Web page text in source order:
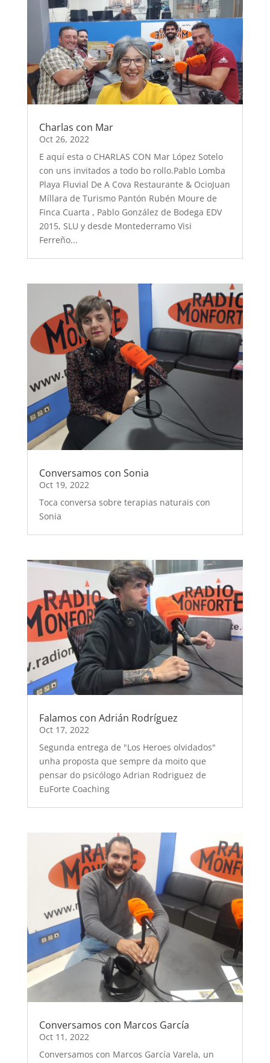
Charlas con Mar
Oct 26, 2022
E aquí esta o CHARLAS CON Mar López Sotelo
con uns invitados a todo bo rollo.Pablo Lomba
Playa Fluvial De A Cova Restaurante & OcioJuan
Míllara de Turismo Pantón Rubén Moure de
Finca Cuarta , Pablo González de Bodega EDV
2015, SLU y desde Montederramo Visi
Ferreño...
Conversamos con Sonia
Oct 19, 2022
Toca conversa sobre terapias naturais con
Sonia
Falamos con Adrián Rodríguez
Oct 17, 2022
Segunda entrega de "Los Heroes olvidados"
unha proposta que sempre da moito que
pensar do psicólogo Adrian Rodriguez de
EuForte Coaching
Conversamos con Marcos García
Oct 11, 2022
Conversamos con Marcos García Varela, un